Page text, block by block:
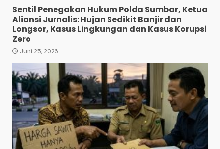
Sentil Penegakan Hukum Polda Sumbar, Ketua
Aliansi Jurnalis: Hujan Sedikit Banjir dan
Longsor, Kasus Lingkungan dan Kasus Korupsi
Zero
Juni 25, 2026